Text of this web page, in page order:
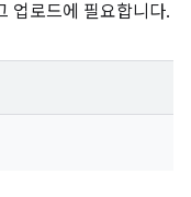
업로드에 필요합니다.